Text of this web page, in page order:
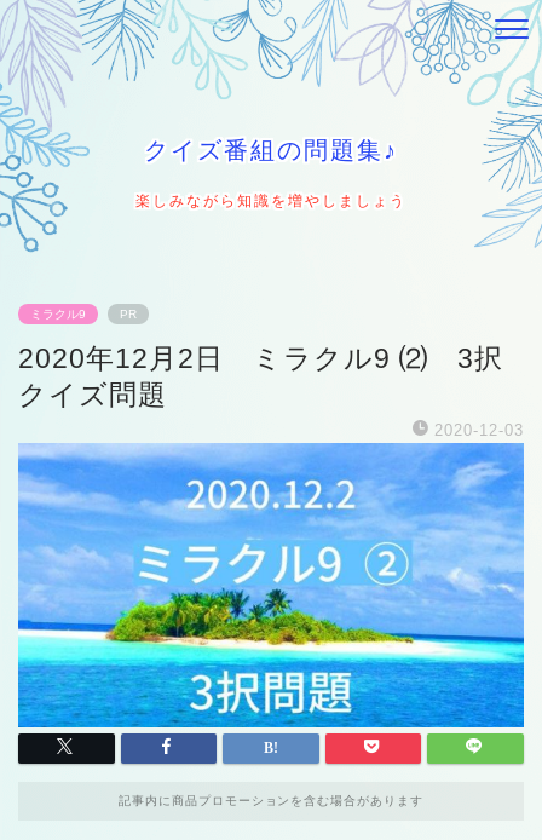
クイズ番組の問題集♪
楽しみながら知識を増やしましょう
ミラクル9 PR
2020年12月2日 ミラクル9 ⑵ 3択
クイズ問題
2020-12-03
記事内に商品プロモーションを含む場合があります